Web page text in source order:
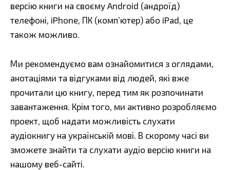
версію книги на своєму Android (андроїд)
телефоні, iPhone, ПК (комп’ютер) або iPad, це
також можливо.
Ми рекомендуємо вам ознайомитися з оглядами,
анотаціями та відгуками від людей, які вже
прочитали цю книгу, перед тим як розпочинати
завантаження. Крім того, ми активно розробляємо
проект, щоб надати можливість слухати
аудіокнигу на українській мові. В скорому часі ви
зможете знайти та слухати аудіо версію книги на
нашому веб-сайті.